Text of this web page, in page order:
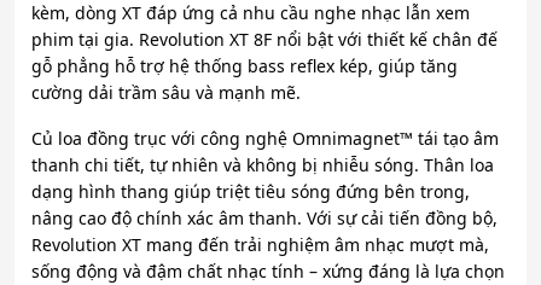
kèm, dòng XT đáp ứng cả nhu cầu nghe nhạc lẫn xem
phim tại gia. Revolution XT 8F nổi bật với thiết kế chân đế
gỗ phẳng hỗ trợ hệ thống bass reflex kép, giúp tăng
cường dải trầm sâu và mạnh mẽ.
Củ loa đồng trục với công nghệ Omnimagnet™ tái tạo âm
thanh chi tiết, tự nhiên và không bị nhiễu sóng. Thân loa
dạng hình thang giúp triệt tiêu sóng đứng bên trong,
nâng cao độ chính xác âm thanh. Với sự cải tiến đồng bộ,
Revolution XT mang đến trải nghiệm âm nhạc mượt mà,
sống động và đậm chất nhạc tính – xứng đáng là lựa chọn